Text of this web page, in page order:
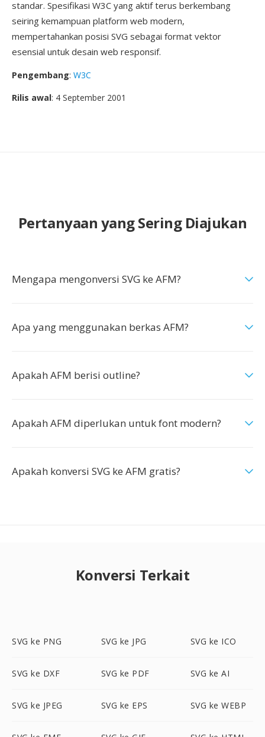
standar. Spesifikasi W3C yang aktif terus berkembang
seiring kemampuan platform web modern,
mempertahankan posisi SVG sebagai format vektor
esensial untuk desain web responsif.
Pengembang: W3C
Rilis awal: 4 September 2001
Pertanyaan yang Sering Diajukan
Mengapa mengonversi SVG ke AFM?
Apa yang menggunakan berkas AFM?
Apakah AFM berisi outline?
Apakah AFM diperlukan untuk font modern?
Apakah konversi SVG ke AFM gratis?
Konversi Terkait
SVG ke PNG SVG ke JPG SVG ke ICO
SVG ke DXF SVG ke PDF SVG ke AI
SVG ke JPEG SVG ke EPS SVG ke WEBP